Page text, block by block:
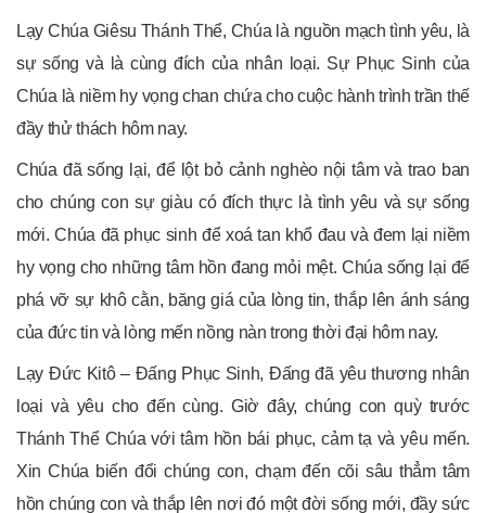
Lạy Chúa Giêsu Thánh Thể, Chúa là nguồn mạch tình yêu, là
sự sống và là cùng đích của nhân loại. Sự Phục Sinh của
Chúa là niềm hy vọng chan chứa cho cuộc hành trình trần thế
đầy thử thách hôm nay.
Chúa đã sống lại, để lột bỏ cảnh nghèo nội tâm và trao ban
cho chúng con sự giàu có đích thực là tình yêu và sự sống
mới. Chúa đã phục sinh để xoá tan khổ đau và đem lại niềm
hy vọng cho những tâm hồn đang mỏi mệt. Chúa sống lại để
phá vỡ sự khô cằn, băng giá của lòng tin, thắp lên ánh sáng
của đức tin và lòng mến nồng nàn trong thời đại hôm nay.
Lạy Đức Kitô – Đấng Phục Sinh, Đấng đã yêu thương nhân
loại và yêu cho đến cùng. Giờ đây, chúng con quỳ trước
Thánh Thể Chúa với tâm hồn bái phục, cảm tạ và yêu mến.
Xin Chúa biến đổi chúng con, chạm đến cõi sâu thẳm tâm
hồn chúng con và thắp lên nơi đó một đời sống mới, đầy sức